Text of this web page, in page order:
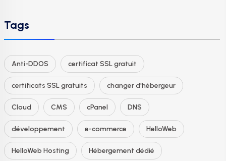
Tags
Anti-DDOS certificat SSL gratuit
certificats SSL gratuits changer d'hébergeur
Cloud CMS cPanel DNS
développement e-commerce HelloWeb
HelloWeb Hosting Hébergement dédié